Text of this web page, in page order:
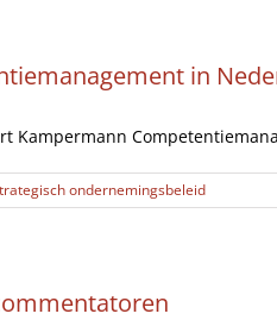
in
Kampermann
ondernemingsbeleid